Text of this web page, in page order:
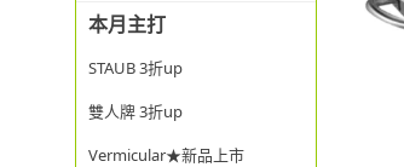
本月主打
STAUB 3折up
雙人牌 3折up
Vermicular★新品上市